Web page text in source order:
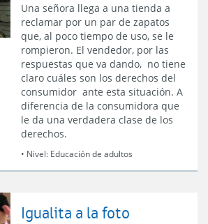
Una señora llega a una tienda a
reclamar por un par de zapatos
que, al poco tiempo de uso, se le
rompieron. El vendedor, por las
respuestas que va dando, no tiene
claro cuáles son los derechos del
consumidor ante esta situación. A
diferencia de la consumidora que
le da una verdadera clase de los
derechos.
• Nivel: Educación de adultos
Igualita a la foto